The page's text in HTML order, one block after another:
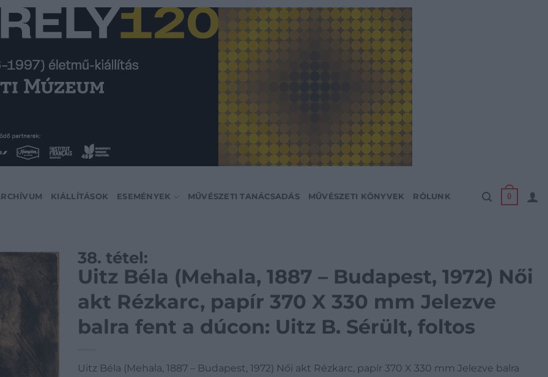
KIÁLLÍTÁSOK ESEMÉNYEK MŰVÉSZETI TANÁCSADÁS MŰVÉSZETI KÖNYVEK RÓLUNK 0
38. tétel:
Uitz Béla (Mehala, 1887 – Budapest, 1972) Női
akt Rézkarc, papír 370 X 330 mm Jelezve
balra fent a dúcon: Uitz B. Sérült, foltos
Uitz Béla (Mehala, 1887 – Budapest, 1972) Női akt Rézkarc, papír 370 X 330 mm Jelezve balra